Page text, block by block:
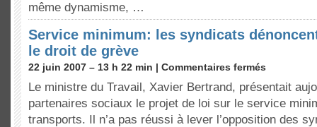
même dynamisme, …
Service minimum: les syndicats
le droit de grève
22 juin 2007 – 13 h 22 min | Commentaires fermés
Le ministre du Travail, Xavier Bertrand, présentait
partenaires sociaux le projet de loi sur le service
transports. Il n’a pas réussi à lever l’opposition des